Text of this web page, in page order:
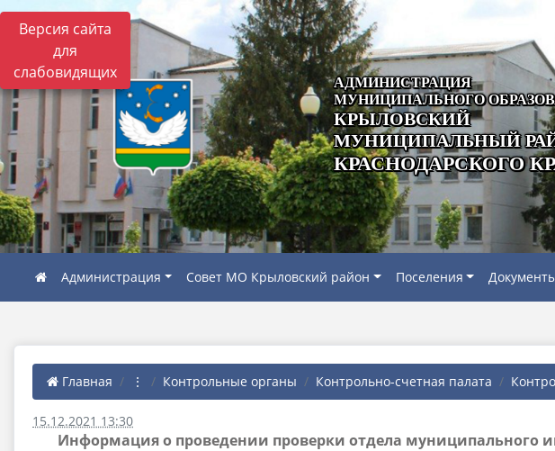
Версия сайта
для
слабовидящих
АДМИНИСТРАЦИЯ
МУНИЦИПАЛЬНОГО
КРЫЛОВСКИЙ
МУНИЦИПАЛЬНЫЙ
КРАСНОДАРСКОГО
Администрация Совет МО Крыловский район Поселения
Главная ⋮ Контрольные органы Контрольно-счетная палата
15.12.2021 13:30
Информация о проведении проверки отдела